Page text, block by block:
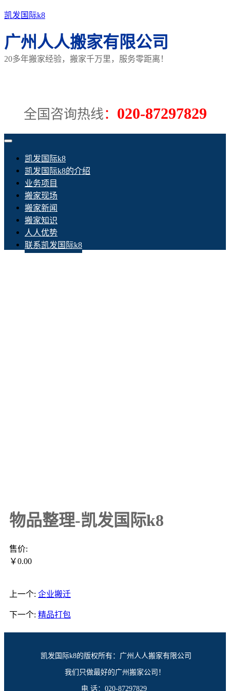
凯发国际k8
广州人人搬家有限公司
20多年搬家经验，搬家千万里，服务零距离！
全国咨询热线： 020-87297829
凯发国际k8
凯发国际k8的介绍
业务项目
搬家现场
搬家新闻
搬家知识
人人优势
联系凯发国际k8
物品整理-凯发国际k8
售价:
￥0.00
上一个: 企业搬迁
下一个: 精品打包
凯发国际k8的版权所有：广州人人搬家有限公司
我们只做最好的广州搬家公司！
电 话：020-87297829